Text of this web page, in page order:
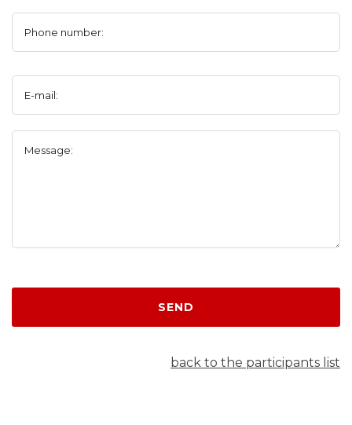
Phone number:
E-mail:
Message:
SEND
back to the participants list